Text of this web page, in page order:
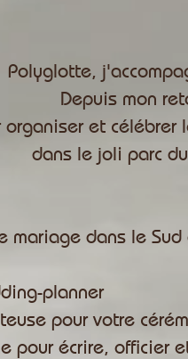
Polyglotte,
Depuis mon
organiser et célébrer
dans le joli parc
mariage dans le
planner
pour votre
pour écrire, officier